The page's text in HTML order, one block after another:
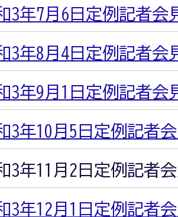
3年7月6日定例記者会
3年8月4日定例記者会
3年9月1日定例記者会
3年10月5日定例記者
3年11月2日定例記者
3年12月1日定例記者